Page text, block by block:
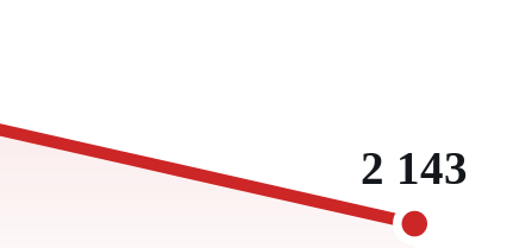
2 143